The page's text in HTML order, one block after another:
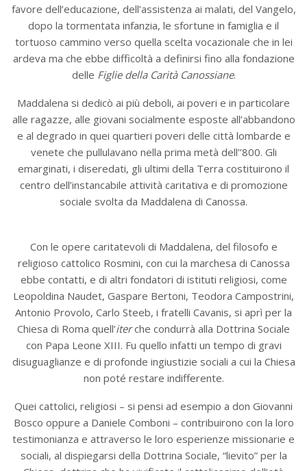
favore dell’educazione, dell’assistenza ai malati, del Vangelo,
dopo la tormentata infanzia, le sfortune in famiglia e il
tortuoso cammino verso quella scelta vocazionale che in lei
ardeva ma che ebbe difficoltà a definirsi fino alla fondazione
delle Figlie della Carità Canossiane.
Maddalena si dedicò ai più deboli, ai poveri e in particolare
alle ragazze, alle giovani socialmente esposte all’abbandono
e al degrado in quei quartieri poveri delle città lombarde e
venete che pullulavano nella prima metà dell’’800. Gli
emarginati, i diseredati, gli ultimi della Terra costituirono il
centro dell’instancabile attività caritativa e di promozione
sociale svolta da Maddalena di Canossa.
Con le opere caritatevoli di Maddalena, del filosofo e
religioso cattolico Rosmini, con cui la marchesa di Canossa
ebbe contatti, e di altri fondatori di istituti religiosi, come
Leopoldina Naudet, Gaspare Bertoni, Teodora Campostrini,
Antonio Provolo, Carlo Steeb, i fratelli Cavanis, si aprì per la
Chiesa di Roma quell’iterche condurrà alla Dottrina Sociale
con Papa Leone XIII. Fu quello infatti un tempo di gravi
disuguaglianze e di profonde ingiustizie sociali a cui la Chiesa
non poté restare indifferente.
Quei cattolici, religiosi – si pensi ad esempio a don Giovanni
Bosco oppure a Daniele Comboni – contribuirono con la loro
testimonianza e attraverso le loro esperienze missionarie e
sociali, al dispiegarsi della Dottrina Sociale, “lievito” per la